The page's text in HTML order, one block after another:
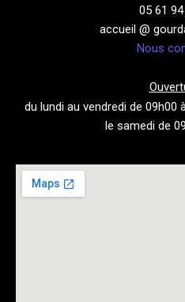
05 61
accueil @
Nous
du lundi au vendredi de 09h00
le samedi de